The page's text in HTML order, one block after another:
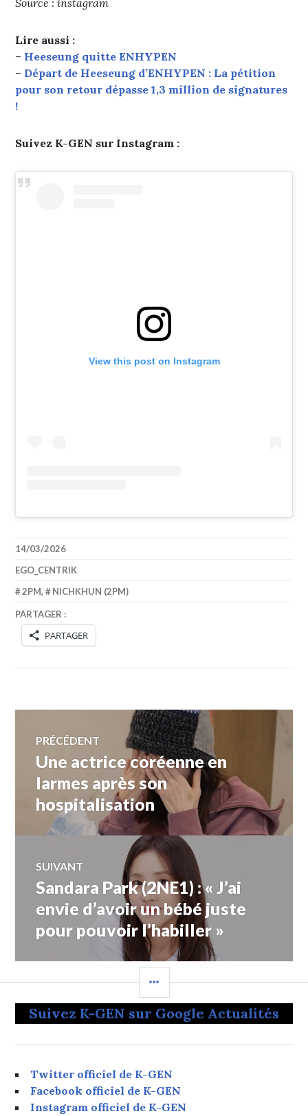
Lire aussi :
– Heeseung quitte ENHYPEN
– Départ de Heeseung d’ENHYPEN : La pétition
pour son retour dépasse 1,3 million de signatures
!
Suivez K-GEN sur Instagram :
View this post on Instagram
14/03/2026
EGO_CENTRIK
2PM, NICHKHUN (2PM)
PARTAGER :
PARTAGER
Navigation
de
l’article
PRÉCÉDENT
Article
précédent :
Une actrice coréenne en
larmes après son
hospitalisation
SUIVANT
Article
Suivant:
Sandara Park (2NE1) : « J’ai
envie d’avoir un bébé juste
pour pouvoir l’habiller »
LATÉRALE
Suivez K-GEN sur Google Actualités
Twitter officiel de K-GEN
Facebook officiel de K-GEN
Instagram officiel de K-GEN